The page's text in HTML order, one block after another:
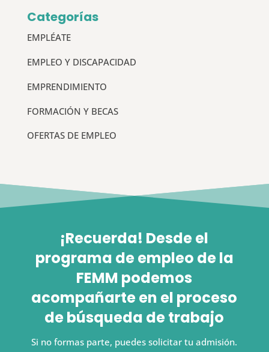
Categorías
EMPLÉATE
EMPLEO Y DISCAPACIDAD
EMPRENDIMIENTO
FORMACIÓN Y BECAS
OFERTAS DE EMPLEO
¡Recuerda! Desde el
programa de empleo de la
FEMM podemos
acompañarte en el proceso
de búsqueda de trabajo
Si no formas parte, puedes solicitar tu admisión.